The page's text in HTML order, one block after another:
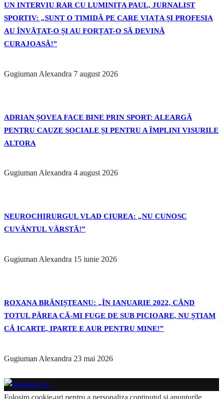
UN INTERVIU RAR CU LUMINIȚA PAUL, JURNALIST
SPORTIV: „SUNT O TIMIDĂ PE CARE VIAȚA ȘI PROFESIA
AU ÎNVĂȚAT-O ȘI AU FORȚAT-O SĂ DEVINĂ
CURAJOASĂ!”
Gugiuman Alexandra 7 august 2026
ADRIAN ȘOVEA FACE BINE PRIN SPORT: ALEARGĂ
PENTRU CAUZE SOCIALE ȘI PENTRU A ÎMPLINI VISURILE
ALTORA
Gugiuman Alexandra 4 august 2026
NEUROCHIRURGUL VLAD CIUREA: „NU CUNOSC
CUVÂNTUL VÂRSTĂ!”
Gugiuman Alexandra 15 iunie 2026
ROXANA BRĂNIȘTEANU: „ÎN IANUARIE 2022, CÂND
TOTUL PĂREA CĂ-MI FUGE DE SUB PICIOARE, NU ȘTIAM
CĂ ICARTE, IPARTE E AUR PENTRU MINE!”
Gugiuman Alexandra 23 mai 2026